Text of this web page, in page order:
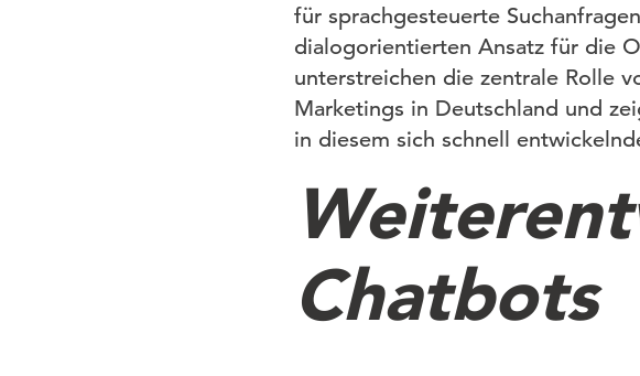
für sprachgesteuerte
dialogorientierten Ansatz für die
unterstreichen die zentrale Rolle
Marketings in Deutschland und
in diesem sich schnell
Chatbots